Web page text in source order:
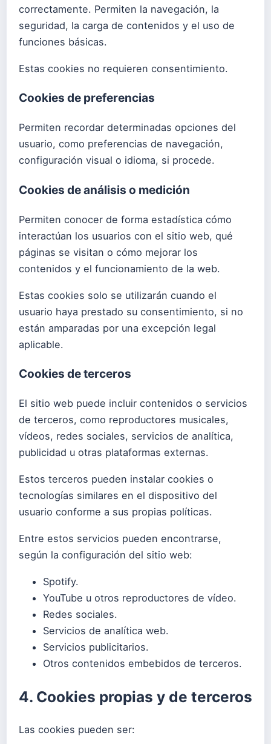
correctamente. Permiten la navegación, la
seguridad, la carga de contenidos y el uso de
funciones básicas.
Estas cookies no requieren consentimiento.
Cookies de preferencias
Permiten recordar determinadas opciones del
usuario, como preferencias de navegación,
configuración visual o idioma, si procede.
Cookies de análisis o medición
Permiten conocer de forma estadística cómo
interactúan los usuarios con el sitio web, qué
páginas se visitan o cómo mejorar los
contenidos y el funcionamiento de la web.
Estas cookies solo se utilizarán cuando el
usuario haya prestado su consentimiento, si no
están amparadas por una excepción legal
aplicable.
Cookies de terceros
El sitio web puede incluir contenidos o servicios
de terceros, como reproductores musicales,
vídeos, redes sociales, servicios de analítica,
publicidad u otras plataformas externas.
Estos terceros pueden instalar cookies o
tecnologías similares en el dispositivo del
usuario conforme a sus propias políticas.
Entre estos servicios pueden encontrarse,
según la configuración del sitio web:
Spotify.
YouTube u otros reproductores de vídeo.
Redes sociales.
Servicios de analítica web.
Servicios publicitarios.
Otros contenidos embebidos de terceros.
4. Cookies propias y de terceros
Las cookies pueden ser: